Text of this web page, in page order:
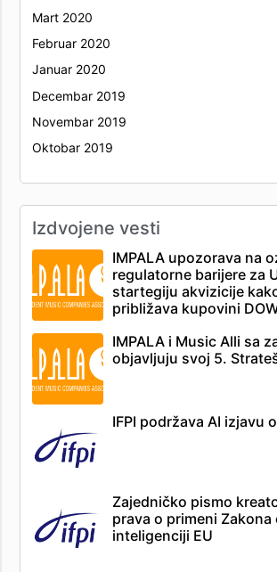
Mart 2020
Februar 2020
Januar 2020
Decembar 2019
Novembar 2019
Oktobar 2019
Izdvojene vesti
IMPALA upozorava na
regulatorne barijere za
startegiju akvizicije
približava kupovini
IMPALA i Music Alli sa
objavljuju svoj 5.
IFPI podržava AI izjavu
Zajedničko pismo
prava o primeni
inteligenciji EU